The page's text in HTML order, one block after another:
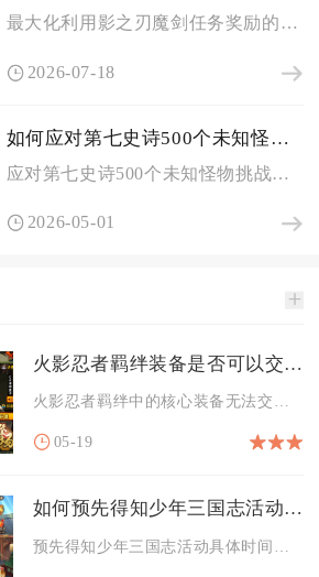
最大化利用影之刃魔剑任务奖励的核心在于精准匹配任务类型、优先...
2026-07-18
如何应对第七史诗500个未知怪物的挑战
应对第七史诗500个未知怪物挑战，核心是选对高效刷图地图、搭...
2026-05-01
火影忍者羁绊装备是否可以交易
火影忍者羁绊中的核心装备无法交易，仅部分基础材料与消耗品可在...
05-19
如何预先得知少年三国志活动的具体时间